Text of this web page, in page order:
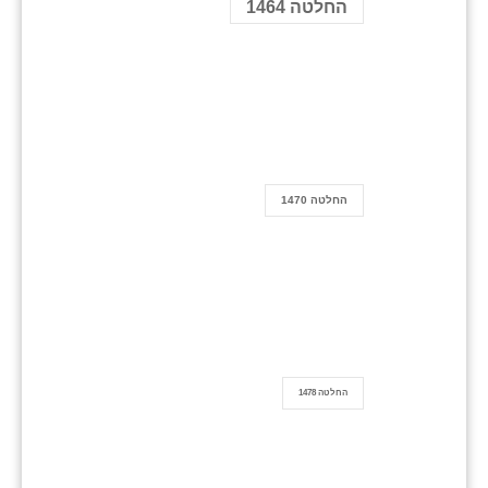
החלטה 1464
החלטה 1470
החלטה 1478